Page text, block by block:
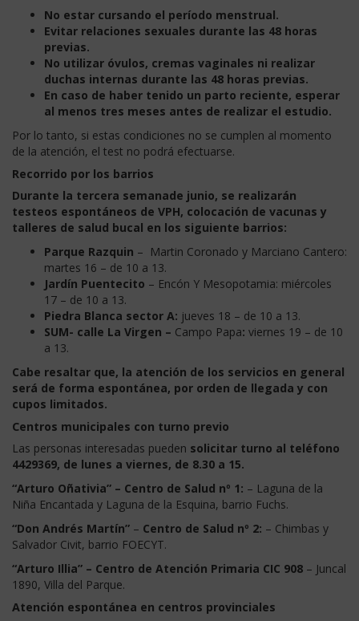
No estar cursando el período menstrual.
Evitar relaciones sexuales durante las 48 horas
previas.
No utilizar óvulos, cremas vaginales ni realizar
duchas internas durante las 48 horas previas.
En caso de haber tenido un parto reciente, esperar
al menos tres meses antes de realizar el estudio.
Por lo tanto, si estas condiciones no se cumplen al momento
de la atención, el test no podrá efectuarse.
Recorrido por los barrios
Durante la tercera semanade junio, se realizarán
testeos espontáneos de VPH, colocación de vacunas y
talleres de salud bucal en los siguiente barrios:
Parque Razquin – Martin Coronado y Marciano Cantero:
martes 16 – de 10 a 13.
Jardín Puentecito – Encón Y Mesopotamia: miércoles
17 – de 10 a 13.
Piedra Blanca sector A: jueves 18 – de 10 a 13.
SUM- calle La Virgen – Campo Papa: viernes 19 – de 10
a 13.
Cabe resaltar que, la atención de los servicios en general
será de forma espontánea, por orden de llegada y con
cupos limitados.
Centros municipales con turno previo
Las personas interesadas pueden solicitar turno al teléfono
4429369, de lunes a viernes, de 8.30 a 15.
“Arturo Oñativia” – Centro de Salud nº 1: – Laguna de la
Niña Encantada y Laguna de la Esquina, barrio Fuchs.
“Don Andrés Martín” – Centro de Salud nº 2: – Chimbas y
Salvador Civit, barrio FOECYT.
“Arturo Illia” – Centro de Atención Primaria CIC 908 – Juncal
1890, Villa del Parque.
Atención espontánea en centros provinciales